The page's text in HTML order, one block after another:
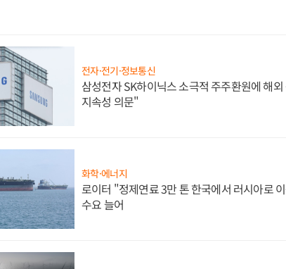
전자·전기·정보통신
삼성전자 SK하이닉스 소극적 주주환원에 해
지속성 의문"
화학·에너지
로이터 "정제연료 3만 톤 한국에서 러시아로
수요 늘어